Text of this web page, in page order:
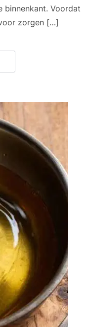
binnenkant. Voordat
zorgen […]